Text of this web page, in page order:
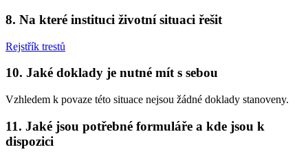
8. Na které instituci životní situaci řešit
Rejstřík trestů
10. Jaké doklady je nutné mít s sebou
Vzhledem k povaze této situace nejsou žádné doklady stanoveny.
11. Jaké jsou potřebné formuláře a kde jsou k
dispozici